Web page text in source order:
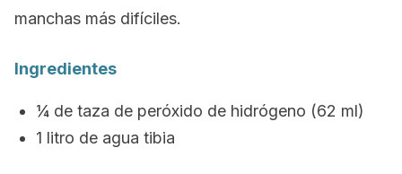
manchas más difíciles.
Ingredientes
¼ de taza de peróxido de hidrógeno (62 ml)
1 litro de agua tibia